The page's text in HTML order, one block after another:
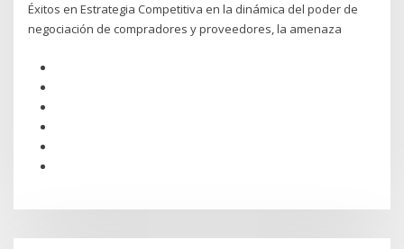
Éxitos en Estrategia Competitiva ​​en la dinámica del poder de
negociación de compradores y proveedores, la amenaza